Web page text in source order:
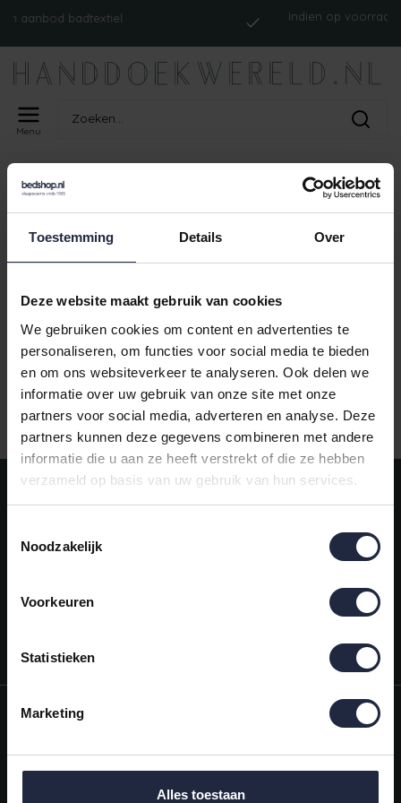
Toestemming Details Over
Deze website maakt gebruik van cookies
We gebruiken cookies om content en advertenties te
personaliseren, om functies voor social media te bieden
en om ons websiteverkeer te analyseren. Ook delen we
informatie over uw gebruik van onze site met onze
partners voor social media, adverteren en analyse. Deze
partners kunnen deze gegevens combineren met andere
informatie die u aan ze heeft verstrekt of die ze hebben
verzameld op basis van uw gebruik van hun services.
Noodzakelijk
Voorkeuren
Statistieken
Marketing
Alles toestaan
badtextiel
Indien op voorraad,
Menu
Home Tags ism_cawonoblesse2uni_soft-türkis
PRODUCTEN GETAGD MET
ISM_CAWONOBLESSE2UNI_SOFT-
TÜRKIS
Geen producten gevonden!
Meld je aan voor onze nieuwsbrief!
retourneer een artikel.
We helpen je graag. Neem contact op met onze klantenservice.
Informatie